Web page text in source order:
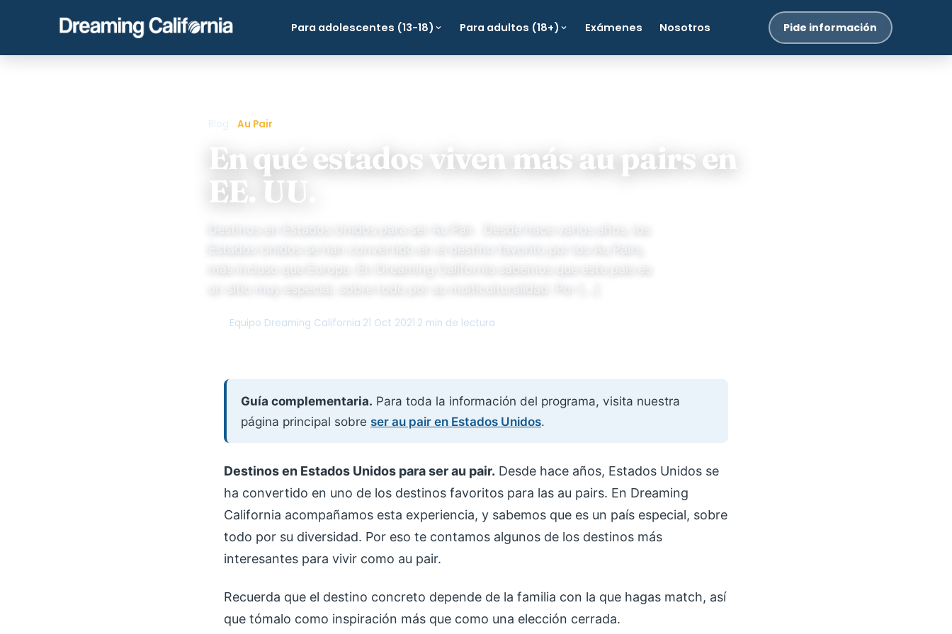
Para adolescentes (13-18) Para adultos (18+) Exámenes Nosotros Pide información
Blog Au Pair
En qué estados viven más au pairs en
EE. UU.
Destinos en Estados Unidos para ser Au Pair. Desde hace varios años, los
Estados Unidos se han convertido en el destino favorito por los Au Pairs,
más incluso que Europa. En Dreaming California sabemos que este país es
un sitio muy especial, sobre todo por su multiculturalidad. Por […]
Equipo Dreaming California 21 Oct 2021 2 min de lectura
Guía complementaria. Para toda la información del programa, visita nuestra
página principal sobre ser au pair en Estados Unidos.
Destinos en Estados Unidos para ser au pair. Desde hace años, Estados Unidos se
ha convertido en uno de los destinos favoritos para las au pairs. En Dreaming
California acompañamos esta experiencia, y sabemos que es un país especial, sobre
todo por su diversidad. Por eso te contamos algunos de los destinos más
interesantes para vivir como au pair.
Recuerda que el destino concreto depende de la familia con la que hagas match, así
que tómalo como inspiración más que como una elección cerrada.